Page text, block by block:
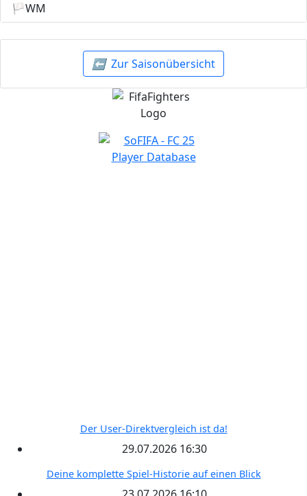
🏳️WM
⬅️ Zur Saisonübersicht
Der User-Direktvergleich ist da!
29.07.2026 16:30
Deine komplette Spiel-Historie auf einen Blick